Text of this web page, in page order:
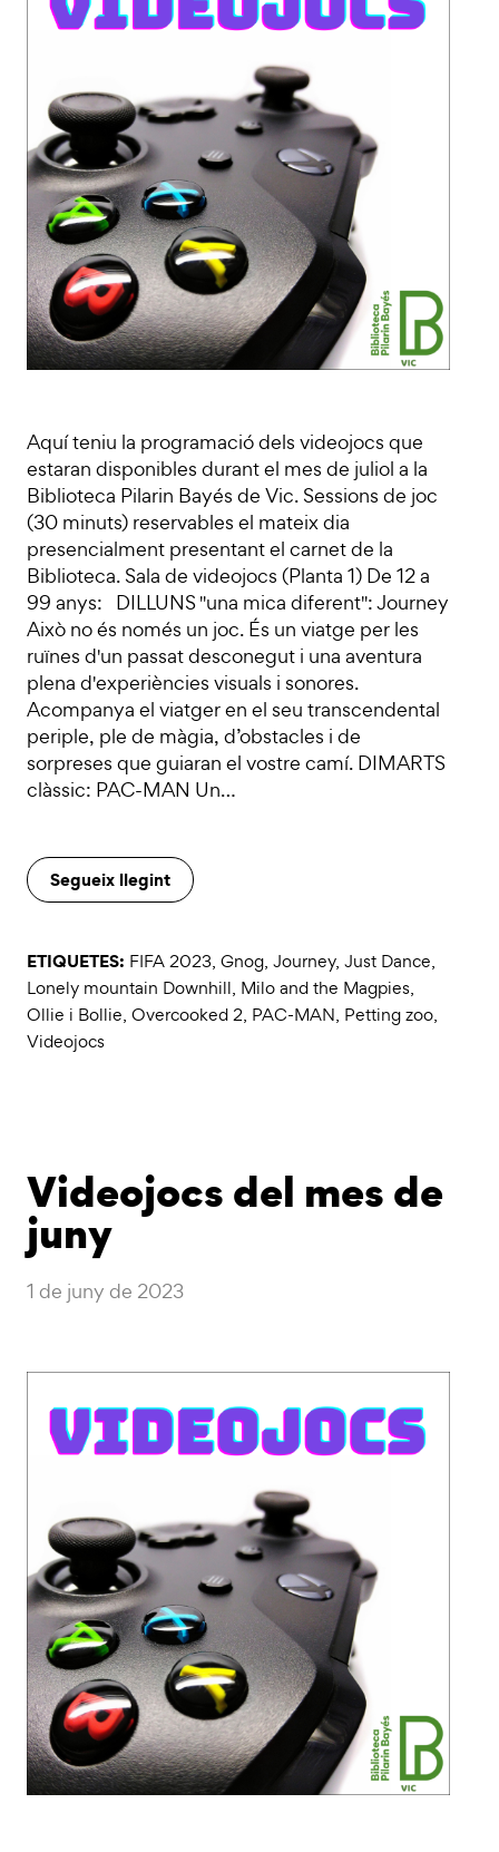
Aquí teniu la programació dels videojocs que
estaran disponibles durant el mes de juliol a la
Biblioteca Pilarin Bayés de Vic. Sessions de joc
(30 minuts) reservables el mateix dia
presencialment presentant el carnet de la
Biblioteca. Sala de videojocs (Planta 1) De 12 a
99 anys: DILLUNS "una mica diferent": Journey
Això no és només un joc. És un viatge per les
ruïnes d'un passat desconegut i una aventura
plena d'experiències visuals i sonores.
Acompanya el viatger en el seu transcendental
periple, ple de màgia, d’obstacles i de
sorpreses que guiaran el vostre camí. DIMARTS
clàssic: PAC-MAN Un…
Segueix llegint
ETIQUETES: FIFA 2023, Gnog, Journey, Just Dance,
Lonely mountain Downhill, Milo and the Magpies,
Ollie i Bollie, Overcooked 2, PAC-MAN, Petting zoo,
Videojocs
Videojocs del mes de
juny
1 de juny de 2023